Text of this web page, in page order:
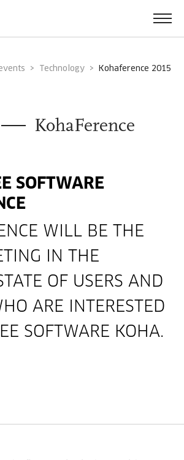
Technology kohaference 2015
KohaFerence
SOFTWARE
WILL BE THE
IN THE
OF USERS AND
ARE INTERESTED
SOFTWARE KOHA.